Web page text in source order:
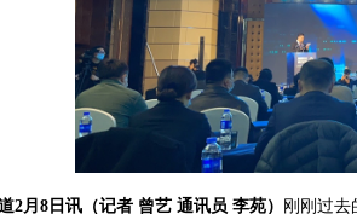
2月8日讯（记者 曾艺 通讯员 李苑） 刚刚过去